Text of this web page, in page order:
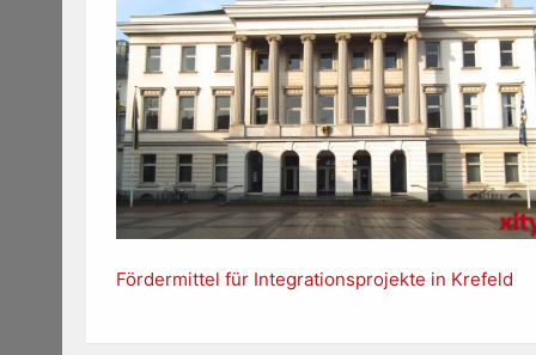
Fördermittel für Integrationsprojekte in Krefeld